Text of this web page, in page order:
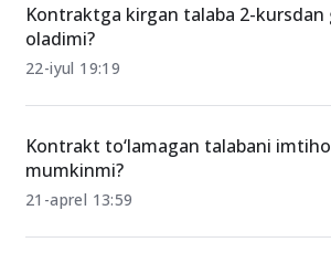
Kontraktga kirgan talaba 2-kursdan
oladimi?
22-iyul 19:19
Kontrakt to‘lamagan talabani
mumkinmi?
21-aprel 13:59